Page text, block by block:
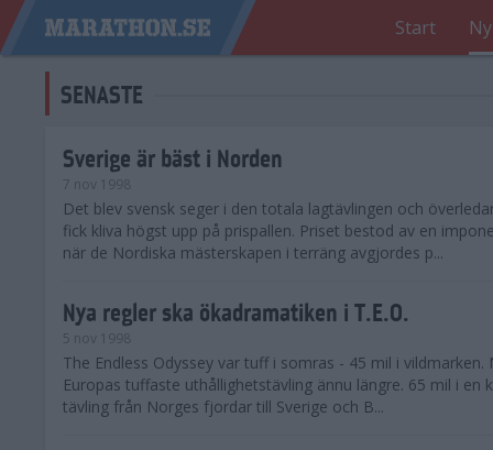
Start
SENASTE
Sverige är bäst i Norden
7 nov 1998
Det blev svensk seger i den totala lagtävlingen och
fick kliva högst upp på prispallen. Priset bestod av en
när de Nordiska mästerskapen i terräng avgjordes p...
Nya regler ska ökadramatiken i T.E.O.
5 nov 1998
The Endless Odyssey var tuff i somras - 45 mil i vildmarken.
Europas tuffaste uthållighetstävling ännu längre. 65 mil i en
tävling från Norges fjordar till Sverige och B...